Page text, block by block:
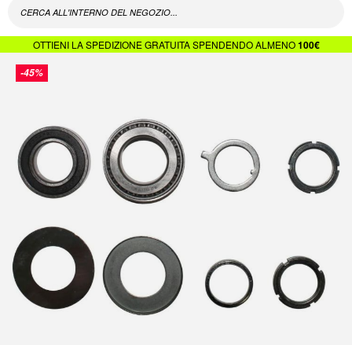
OTTIENI LA SPEDIZIONE GRATUITA SPENDENDO ALMENO100€
alla
galleria
immagini
-45%